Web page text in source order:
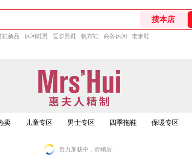
鞋新品 休闲鞋男 爱步男鞋 帆布鞋 商务休闲 老爹鞋
卖 儿童专区 男士专区 四季拖鞋 保暖专区
努力加载中，请稍后...